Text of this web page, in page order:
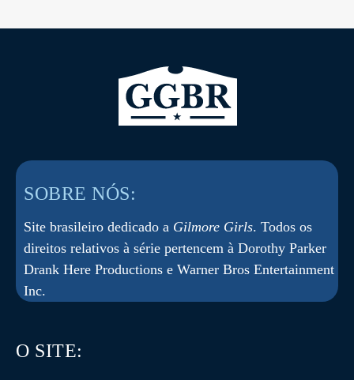
SOBRE NÓS:
Site brasileiro dedicado a Gilmore Girls. Todos os
direitos relativos à série pertencem à Dorothy Parker
Drank Here Productions e Warner Bros Entertainment
Inc.
O SITE: